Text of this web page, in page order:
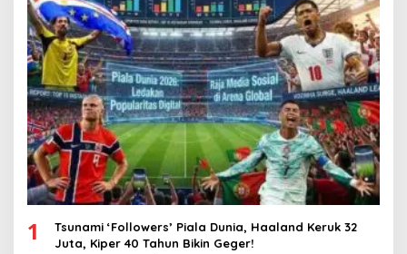
1
Tsunami ‘Followers’ Piala Dunia, Haaland Keruk 32
Juta, Kiper 40 Tahun Bikin Geger!